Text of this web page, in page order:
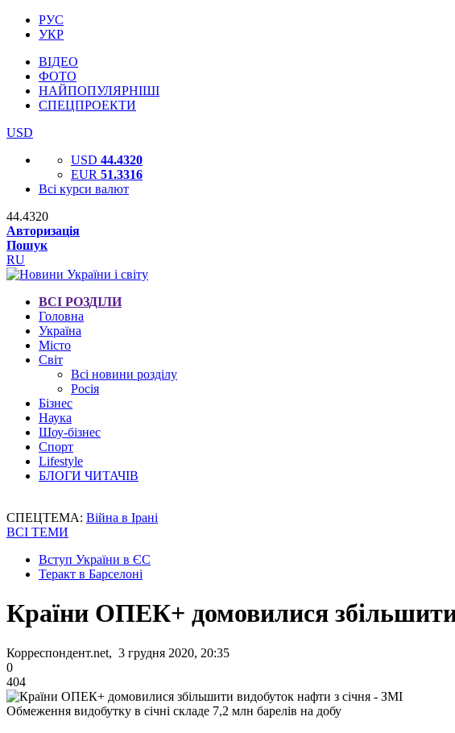
РУС
УКР
ВІДЕО
ФОТО
НАЙПОПУЛЯРНІШІ
СПЕЦПРОЕКТИ
USD
USD 44.4320
EUR 51.3316
Всі курси валют
44.4320
Авторизація
Пошук
RU
ВСІ РОЗДІЛИ
Головна
Україна
Місто
Світ
Всі новини розділу
Росія
Бізнес
Наука
Шоу-бізнес
Спорт
Lifestyle
БЛОГИ ЧИТАЧІВ
СПЕЦТЕМА: Війна в Ірані
ВСІ ТЕМИ
Вступ України в ЄС
Теракт в Барселоні
Країни ОПЕК+ домовилися
Корреспондент.net, 3 грудня 2020, 20:35
0
404
Обмеження видобутку в січні складе 7,2 млн барелів на добу